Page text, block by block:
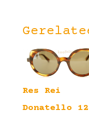
Res Rei
Donatello